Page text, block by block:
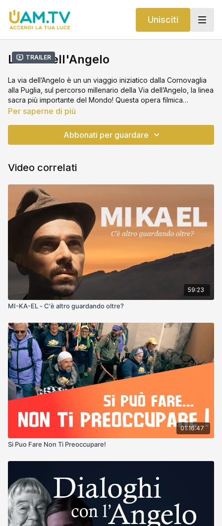
Unisciti
Trailer
La via dell'Angelo
La via dell’Angelo è un un viaggio iniziatico dalla Cornovaglia
alla Puglia, sul percorso millenario della Via dell’Angelo, la linea
sacra più importante del Mondo! Questa opera filmica
ripercorre la memoria storica del culto di San Michele
prima volta ed in una sola opera, tutte le locations europee
(Normandie), St Michael Mount (Cornwall).
Per saperne di più
Abbonati per guardare
Video correlati
59:23
MI-KA-EL - C'è altro guardando oltre?
01:16:47
Si Puo Fare Non Ti Preoccupare!